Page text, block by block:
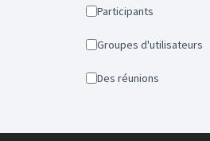
Participants
Groupes d'utilisateurs
Des réunions